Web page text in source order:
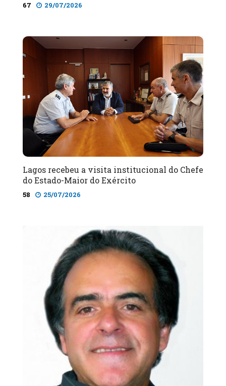
67 29/07/2026
Lagos recebeu a visita institucional do Chefe
do Estado-Maior do Exército
58 25/07/2026